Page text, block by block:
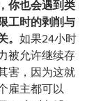
你也会遇到类
工时的剥削与
。 如果24小时
被允许继续存
害，因为这就
雇主都可以